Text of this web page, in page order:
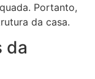
Portanto,
da casa.
da